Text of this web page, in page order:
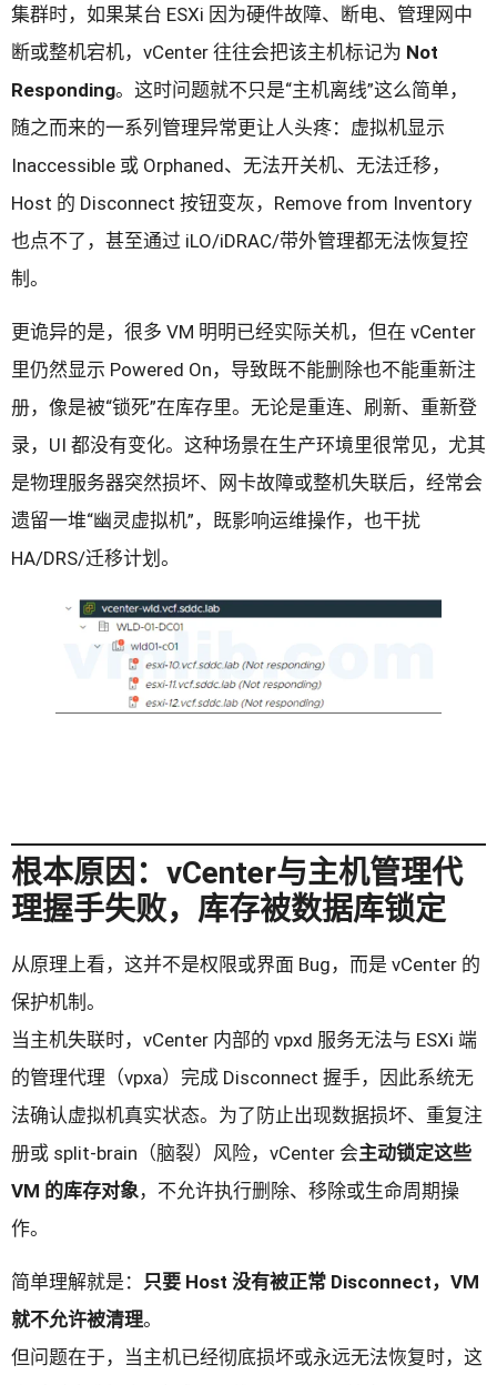
集群时，如果某台 ESXi 因为硬件故障、断电、管理网中
断或整机宕机，vCenter 往往会把该主机标记为 Not
Responding。这时问题就不只是“主机离线”这么简单，
随之而来的一系列管理异常更让人头疼：虚拟机显示
Inaccessible 或 Orphaned、无法开关机、无法迁移，
Host 的 Disconnect 按钮变灰，Remove from Inventory
也点不了，甚至通过 iLO/iDRAC/带外管理都无法恢复控
制。
更诡异的是，很多 VM 明明已经实际关机，但在 vCenter
里仍然显示 Powered On，导致既不能删除也不能重新注
册，像是被“锁死”在库存里。无论是重连、刷新、重新登
录，UI 都没有变化。这种场景在生产环境里很常见，尤其
是物理服务器突然损坏、网卡故障或整机失联后，经常会
遗留一堆“幽灵虚拟机”，既影响运维操作，也干扰
HA/DRS/迁移计划。
根本原因：vCenter与主机管理代
理握手失败，库存被数据库锁定
从原理上看，这并不是权限或界面 Bug，而是 vCenter 的
保护机制。
当主机失联时，vCenter 内部的 vpxd 服务无法与 ESXi 端
的管理代理（vpxa）完成 Disconnect 握手，因此系统无
法确认虚拟机真实状态。为了防止出现数据损坏、重复注
册或 split-brain（脑裂）风险，vCenter 会主动锁定这些
VM 的库存对象，不允许执行删除、移除或生命周期操
作。
简单理解就是： 只要 Host 没有被正常 Disconnect，VM
就不允许被清理。
但问题在于，当主机已经彻底损坏或永远无法恢复时，这